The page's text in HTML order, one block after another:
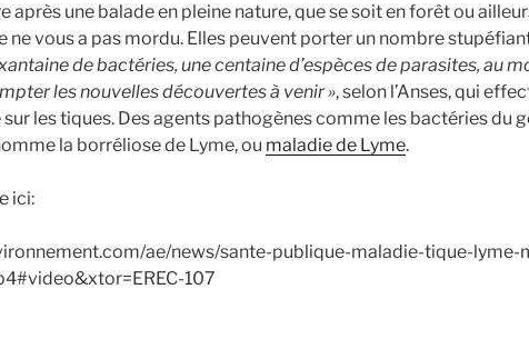
après une balade en pleine nature, que se soit en forêt ou
ne vous a pas mordu. Elles peuvent porter un nombre
de bactéries, une centaine d’espèces de parasites, au
les nouvelles découvertes à venir », selon l’Anses, qui
les tiques. Des agents pathogènes comme les bactéries du
la borréliose de Lyme, ou maladie de Lyme.
ici:
ae/news/sante-publique-maladie-tique-lyme-
107